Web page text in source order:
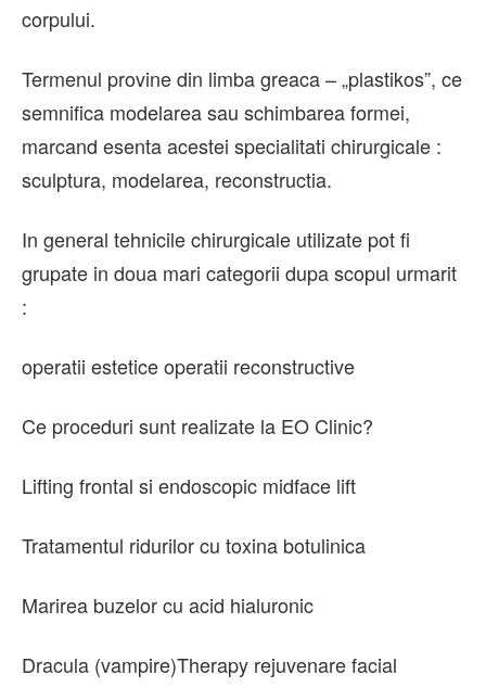
corpului.
Termenul provine din limba greaca – „plastikos”, ce
semnifica modelarea sau schimbarea formei,
marcand esenta acestei specialitati chirurgicale :
sculptura, modelarea, reconstructia.
In general tehnicile chirurgicale utilizate pot fi
grupate in doua mari categorii dupa scopul urmarit
:
operatii estetice operatii reconstructive
Ce proceduri sunt realizate la EO Clinic?
Lifting frontal si endoscopic midface lift
Tratamentul ridurilor cu toxina botulinica
Marirea buzelor cu acid hialuronic
Dracula (vampire)Therapy rejuvenare facial